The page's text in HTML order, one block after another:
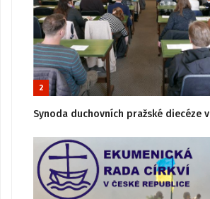
2
Synoda duchovních pražské diecéze